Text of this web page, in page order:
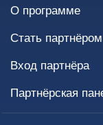
Текущие
Текущий
О программе
Стать партнёром
Вход партнёра
Партнёрская